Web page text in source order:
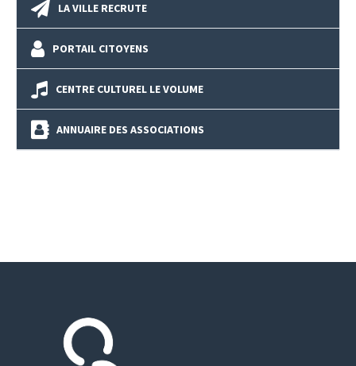
LA VILLE RECRUTE
PORTAIL CITOYENS
CENTRE CULTUREL LE VOLUME
ANNUAIRE DES ASSOCIATIONS